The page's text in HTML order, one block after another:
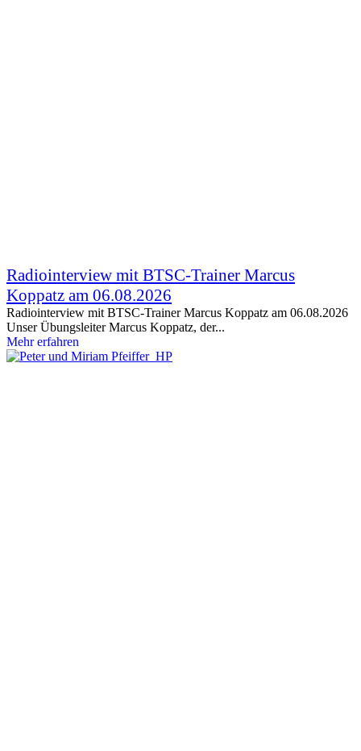
Radiointerview mit BTSC-Trainer Marcus
Koppatz am 06.08.2026
Radiointerview mit BTSC-Trainer Marcus Koppatz am 06.08.2026
Unser Übungsleiter Marcus Koppatz, der...
Mehr erfahren